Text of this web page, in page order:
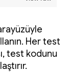
Her test
test kodunu